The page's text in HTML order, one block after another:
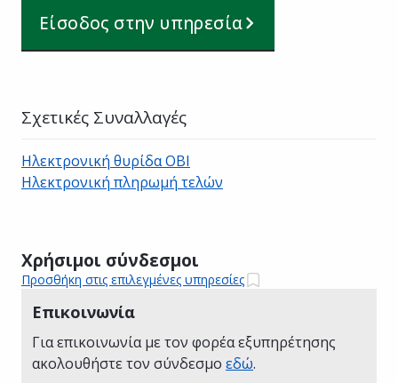
Είσοδος στην υπηρεσία
Χρήσιμοι σύνδεσμοι
Προσθήκη στις επιλεγμένες υπηρεσίες
Επικοινωνία
Για επικοινωνία με τον φορέα εξυπηρέτησης
ακολουθήστε τον σύνδεσμο εδώ.
Σχετικές Συναλλαγές
Ηλεκτρονική θυρίδα ΟΒΙ
Ηλεκτρονική πληρωμή τελών